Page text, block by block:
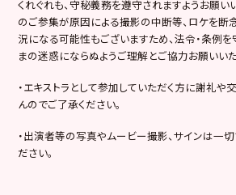
くれぐれも、守秘義務を遵守されますようお願い
のご参集が原因による撮影の中断等、ロケを断
況になる可能性もございますため、法令・条例
まの迷惑にならぬようご理解とご協力お願いいた
・エキストラとして参加していただく方に謝礼
んのでご了承ください。
・出演者等の写真やムービー撮影、サインは一
ださい。